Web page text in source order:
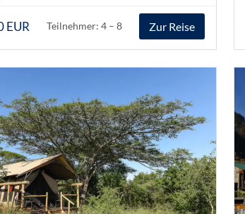
EUR Teilnehmer: 4 – 8 Zur Reise